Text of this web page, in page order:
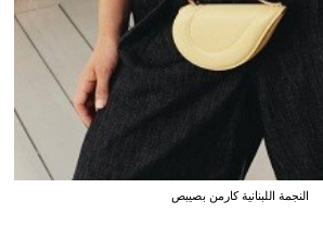
النجمة اللبنانية كارمن بصيبص